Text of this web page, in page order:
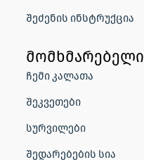
შეძენის ინსტრუქცია
მომხმარებელი
ჩემი კალათა
შეკვეთები
სურვილები
შედარებების სია